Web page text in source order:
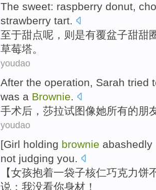
The sweet: raspberry donut,
strawberry tart.
至于甜点呢， 则是有覆盆子甜甜
草莓塔。
youdao
After the operation, Sarah tried
was a Brownie.
手术后 ， 莎拉试图像她所有的朋
youdao
[Girl holding brownie abashedly
not judging you.
【女孩抱着一袋子核仁巧克力饼
说 ： 我没看你身材！